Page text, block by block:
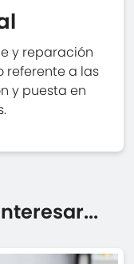
y reparación
referente a las
y puesta en